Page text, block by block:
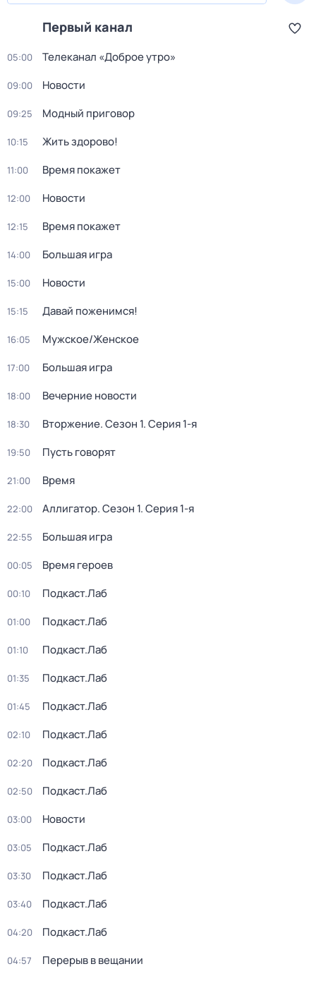
Первый канал
05:00 Телеканал «Доброе утро»
09:00 Новости
09:25 Модный приговор
10:15 Жить здорово!
11:00 Время покажет
12:00 Новости
12:15 Время покажет
14:00 Большая игра
15:00 Новости
15:15 Давай поженимся!
16:05 Мужское/Женское
17:00 Большая игра
18:00 Вечерние новости
18:30 Вторжение. Сезон 1. Серия 1-я
19:50 Пусть говорят
21:00 Время
22:00 Аллигатор. Сезон 1. Серия 1-я
22:55 Большая игра
00:05 Время героев
00:10 Подкаст.Лаб
01:00 Подкаст.Лаб
01:10 Подкаст.Лаб
01:35 Подкаст.Лаб
01:45 Подкаст.Лаб
02:10 Подкаст.Лаб
02:20 Подкаст.Лаб
02:50 Подкаст.Лаб
03:00 Новости
03:05 Подкаст.Лаб
03:30 Подкаст.Лаб
03:40 Подкаст.Лаб
04:20 Подкаст.Лаб
04:57 Перерыв в вещании